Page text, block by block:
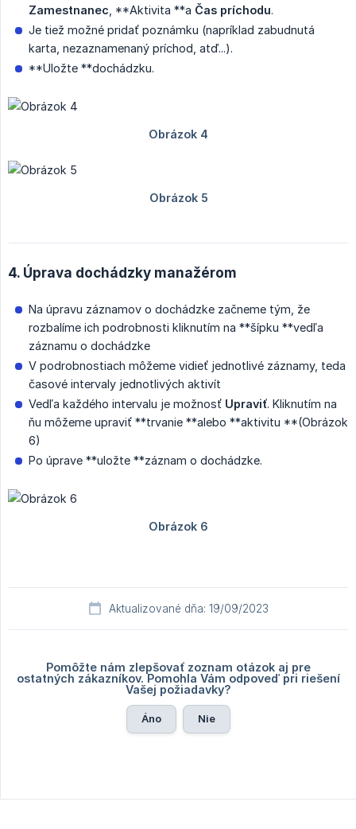
Zamestnanec , **Aktivita **a Čas príchodu.
Je tiež možné pridať poznámku (napríklad zabudnutá
karta, nezaznamenaný príchod, atď...).
**Uložte **dochádzku.
4. Úprava dochádzky manažérom
Na úpravu záznamov o dochádzke začneme tým, že
rozbalíme ich podrobnosti kliknutím na **šípku **vedľa
záznamu o dochádzke
V podrobnostiach môžeme vidieť jednotlivé záznamy, teda
časové intervaly jednotlivých aktivít
Vedľa každého intervalu je možnosť Upraviť. Kliknutím na
ňu môžeme upraviť **trvanie **alebo **aktivitu **(Obrázok
6)
Po úprave **uložte **záznam o dochádzke.
Aktualizované dňa: 19/09/2023
Pomôžte nám zlepšovať zoznam otázok aj pre
ostatných zákazníkov. Pomohla Vám odpoveď pri riešení
Vašej požiadavky?
Áno Nie